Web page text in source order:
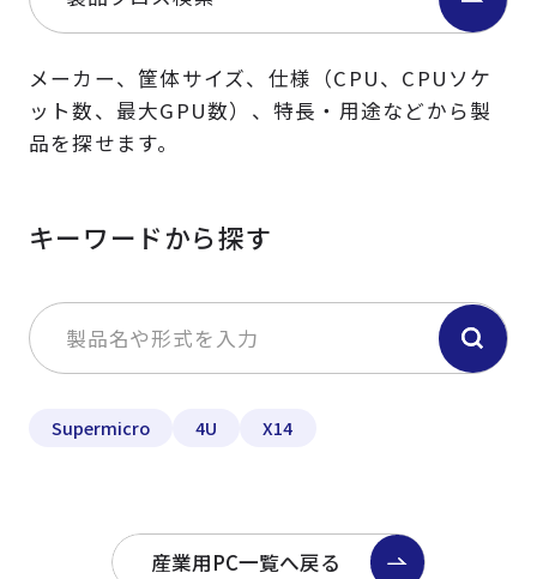
メーカー、筐体サイズ、仕様（CPU、CPUソケ
ット数、最大GPU数）、特長・用途などから製
品を探せます。
キーワードから探す
Supermicro 4U X14
産業用PC一覧へ戻る